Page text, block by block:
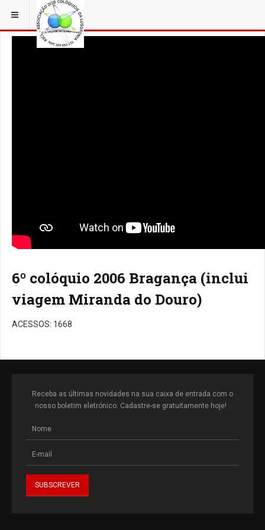
ESTÁ EM... 3 COLÓQUIOS
6º colóquio 2006 Bragança (inclui
viagem Miranda do Douro)
ACESSOS: 1668
Receba as últimas novidades na sua caixa de entrada com o
nosso boletim eletrónico. Cadastre-se gratuitamente hoje! .